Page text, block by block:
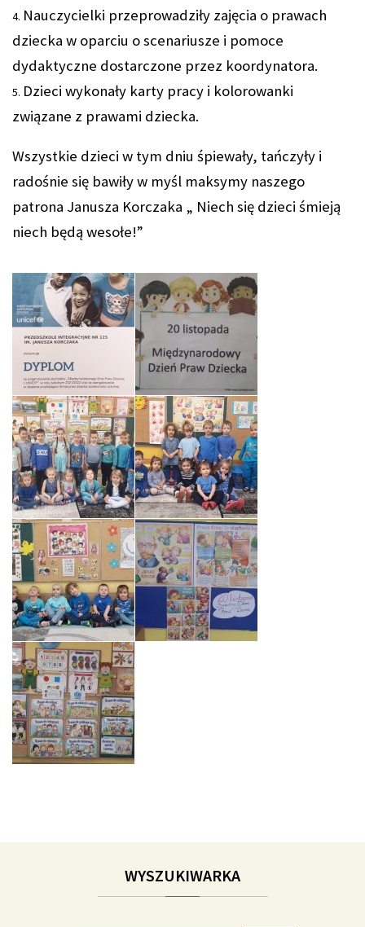
Nauczycielki przeprowadziły zajęcia o prawach
dziecka w oparciu o scenariusze i pomoce
dydaktyczne dostarczone przez koordynatora.
Dzieci wykonały karty pracy i kolorowanki
związane z prawami dziecka.
Wszystkie dzieci w tym dniu śpiewały, tańczyły i
radośnie się bawiły w myśl maksymy naszego
patrona Janusza Korczaka „ Niech się dzieci śmieją
niech będą wesołe!”
WYSZUKIWARKA